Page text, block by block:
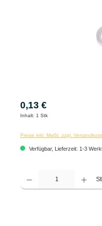
0,13 €
Inhalt: 1 Stk
Preise inkl. MwSt. zzgl.
Verfügbar, Lieferzeit: 1-3
Produkt Anzahl: Gib den